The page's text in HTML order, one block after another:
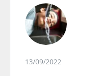
13/09/2022